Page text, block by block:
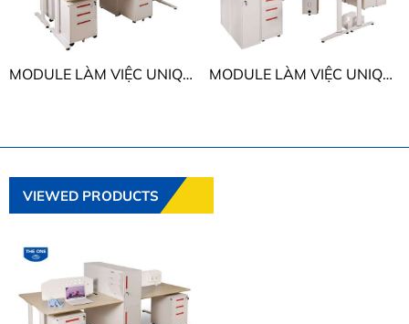
MODULE LÀM VIỆC UNIQUE THE ONE UNMD02CS3 MODULE LÀM VIỆC UNIQUE THE ONE UNMD03CS3
VIEWED PRODUCTS